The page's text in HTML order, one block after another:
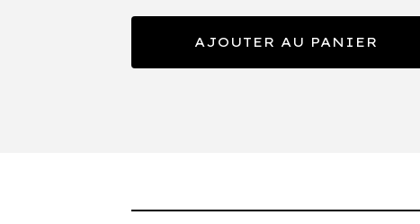
AJOUTER AU PANIER